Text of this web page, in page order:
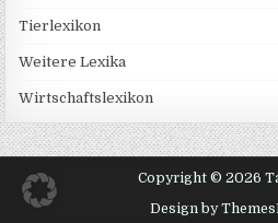
Tierlexikon
Weitere Lexika
Wirtschaftslexikon
Copyright © 2026
Design by